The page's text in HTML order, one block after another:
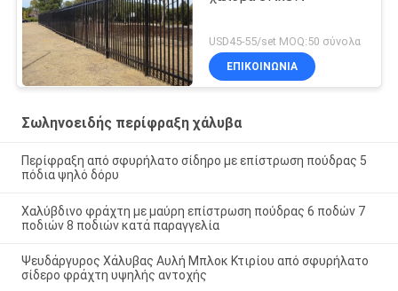
USD45-55/set MOQ:50 σύνολα
ΕΠΙΚΟΙΝΩΝΙΑ
Σωληνοειδής περίφραξη χάλυβα
Περίφραξη από σφυρήλατο σίδηρο με επίστρωση πούδρας 5
πόδια ψηλό δόρυ
Χαλύβδινο φράχτη με μαύρη επίστρωση πούδρας 6 ποδών 7
ποδιών 8 ποδιών κατά παραγγελία
Ψευδάργυρος Χάλυβας Αυλή Μπλοκ Κτιρίου από σφυρήλατο
σίδερο φράχτη υψηλής αντοχής